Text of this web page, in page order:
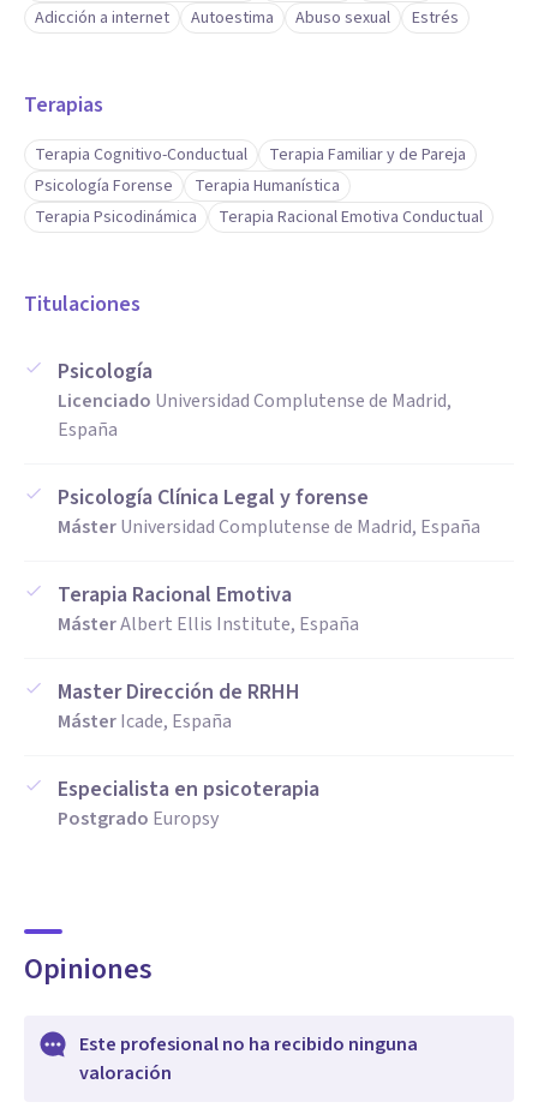
Adicción a internet
Autoestima Abuso sexual Estrés
Terapias
Terapia Cognitivo-Conductual
Terapia Familiar y de Pareja
Psicología Forense
Terapia Humanística
Terapia Psicodinámica
Terapia Racional Emotiva Conductual
Titulaciones
Psicología
Licenciado Universidad Complutense de Madrid,
España
Psicología Clínica Legal y forense
MásterUniversidad Complutense de Madrid, España
Terapia Racional Emotiva
MásterAlbert Ellis Institute, España
Master Dirección de RRHH
MásterIcade, España
Especialista en psicoterapia
Postgrado Europsy
Opiniones
Este profesional no ha recibido ninguna
valoración